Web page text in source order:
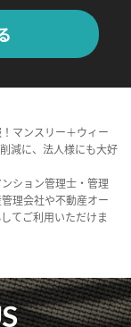
マンスリー＋ウィー
減に、法人様にも大好
ション管理士・管理
理会社や不動産オー
てご利用いただけま